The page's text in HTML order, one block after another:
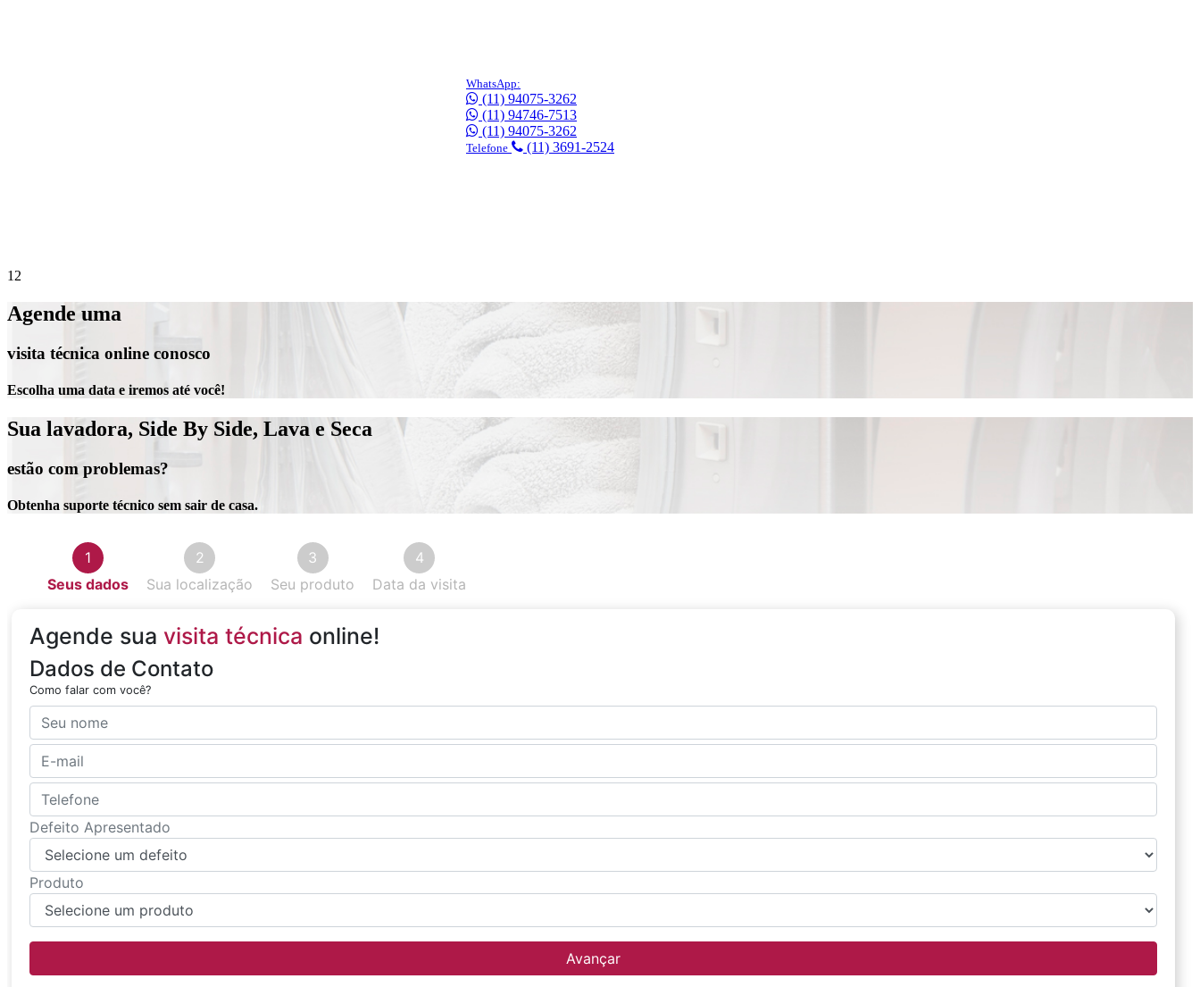
WhatsApp:
(11) 94075-3262
(11) 94746-7513
(11) 94075-3262
Telefone (11) 3691-2524
1 2
Agende uma
visita técnica online conosco
Escolha uma data e iremos até você!
Sua lavadora, Side By Side, Lava e Seca
estão com problemas?
Obtenha suporte técnico sem sair de casa.